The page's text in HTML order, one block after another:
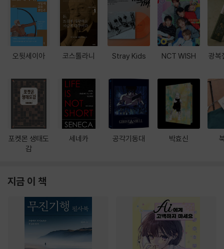
오뒷세이아
포켓몬 생태도
감
코스톨라니
세네카
Stray Kids
공각기동대
NCT WISH
박효신
광복
지금 이 책